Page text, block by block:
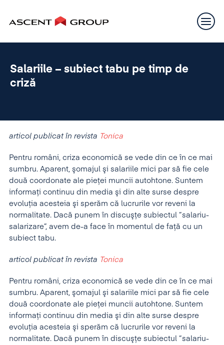
Salariile – subiect tabu pe timp de
criză
articol publicat în revista Tonica
Pentru români, criza economică se vede din ce în ce mai
sumbru. Aparent, şomajul şi salariile mici par să fie cele
două coordonate ale pieţei muncii autohtone. Suntem
informaţi continuu din media şi din alte surse despre
evoluţia acesteia şi sperăm că lucrurile vor reveni la
normalitate. Dacă punem în discuşţe subiectul ”salariu-
salarizare”, avem de-a face în momentul de faţă cu un
subiect tabu.
articol publicat în revista Tonica
Pentru români, criza economică se vede din ce în ce mai
sumbru. Aparent, şomajul şi salariile mici par să fie cele
două coordonate ale pieţei muncii autohtone. Suntem
informaţi continuu din media şi din alte surse despre
evoluţia acesteia şi sperăm că lucrurile vor reveni la
normalitate. Dacă punem în discuşţe subiectul ”salariu-